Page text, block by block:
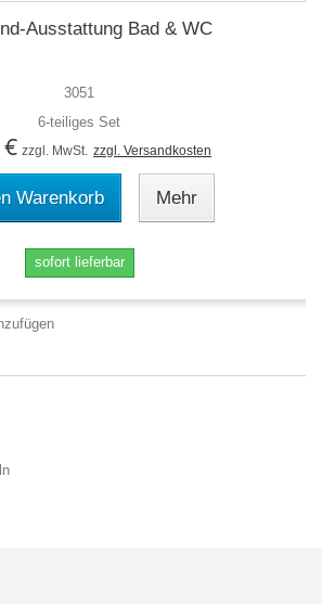
Ausstattung Bad & WC
3051
6-teiliges Set
zzgl. MwSt. zzgl. Versandkosten
Warenkorb Mehr
sofort lieferbar